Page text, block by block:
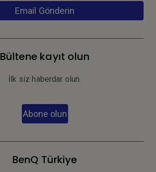
Email Gönderin
Bültene kayıt olun
İlk siz haberdar olun.
Abone olun
BenQ Türkiye